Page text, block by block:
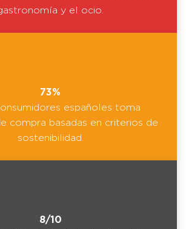
y el ocio.
73%
españoles toma
compra basadas en criterios de
sostenibilidad.
8/10